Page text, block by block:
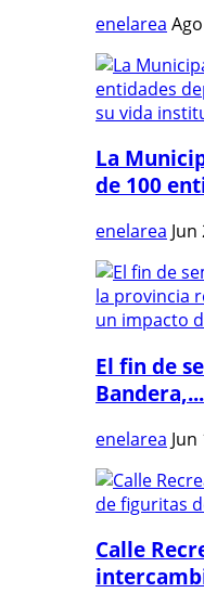
enelarea
La
de 100
enelarea Jun
El fin de
Bandera,...
enelarea Jun
Calle